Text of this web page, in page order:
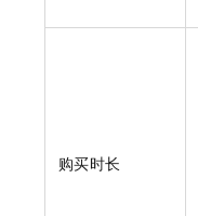
购买时长